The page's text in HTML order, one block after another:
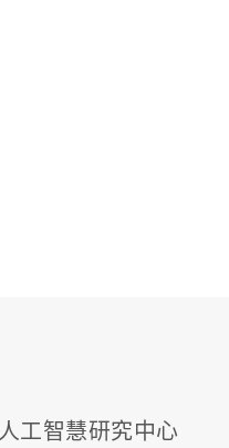
人工智慧研究中心